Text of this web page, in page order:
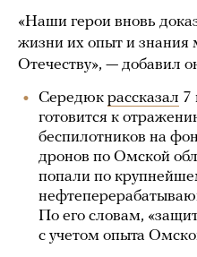
«Наши герои вновь
жизни их опыт и знания
Отечеству», — добавил
Середюк рассказал 7
готовится к
беспилотников на
дронов по Омской
попали по
По его словам,
с учетом опыта